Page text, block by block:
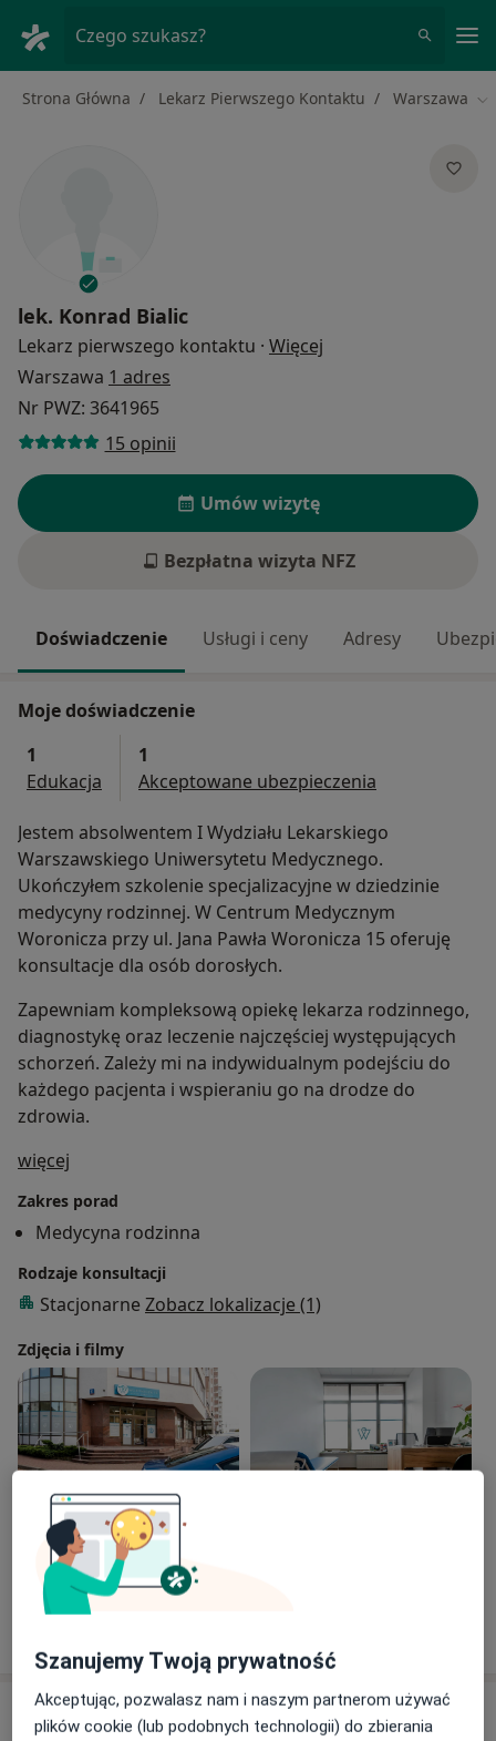
Czego szukasz?
Strona Główna Lekarz Pierwszego Kontaktu Warszawa
lek. Konrad Bialic
Lekarz pierwszego kontaktu · Więcej
Warszawa 1 adres
Nr PWZ: 3641965
15 opinii
Umów wizytę
Bezpłatna wizyta NFZ
Doświadczenie Usługi i ceny Adresy
Moje doświadczenie
1
Edukacja
1
Akceptowane ubezpieczenia
Jestem absolwentem I Wydziału Lekarskiego
Warszawskiego Uniwersytetu Medycznego.
Ukończyłem szkolenie specjalizacyjne w dziedzinie
medycyny rodzinnej. W Centrum Medycznym
Woronicza przy ul. Jana Pawła Woronicza 15 oferuję
konsultacje dla osób dorosłych.
Zapewniam kompleksową opiekę lekarza rodzinnego,
diagnostykę oraz leczenie najczęściej występujących
schorzeń. Zależy mi na indywidualnym podejściu do
każdego pacjenta i wspieraniu go na drodze do
zdrowia.
więcej
Zakres porad
Medycyna rodzinna
Rodzaje konsultacji
Stacjonarne Zobacz lokalizacje (1)
Zdjęcia i filmy
Zobacz galerię (3)
Usługi i ceny
Szanujemy Twoją prywatność
Akceptując, pozwalasz nam i naszym partnerom używać
plików cookie (lub podobnych technologii) do zbierania